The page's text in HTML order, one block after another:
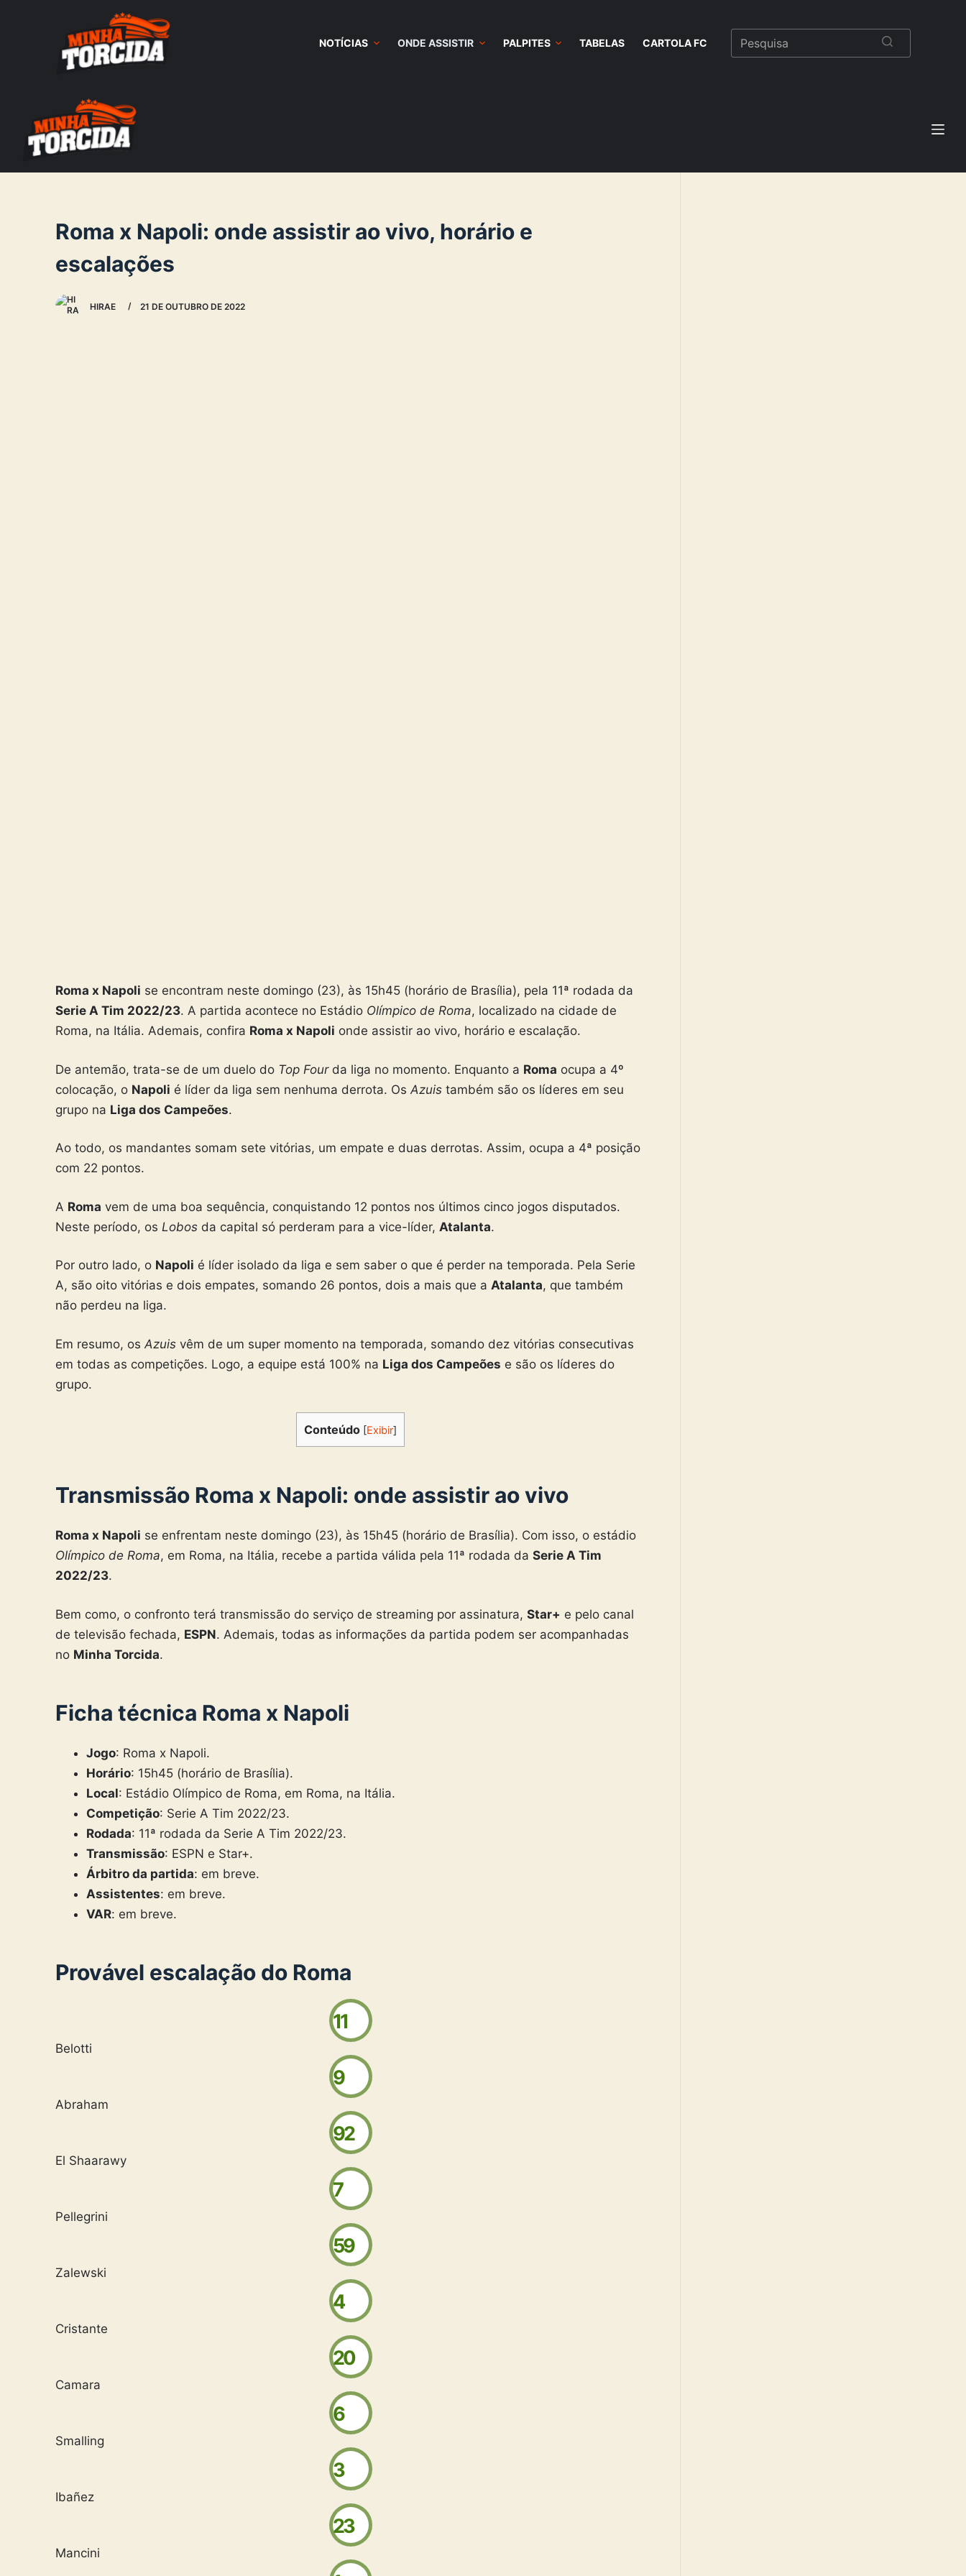
NOTÍCIAS ONDE ASSISTIR PALPITES TABELAS CARTOLA FC
Roma x Napoli: onde assistir ao vivo, horário e
escalações
HIRAE 21 DE OUTUBRO DE 2022
Roma x Napoli se encontram neste domingo (23), às 15h45 (horário de Brasília), pela 11ª rodada da
Serie A Tim 2022/23. A partida acontece no Estádio Olímpico de Roma, localizado na cidade de
Roma, na Itália. Ademais, confira Roma x Napoli onde assistir ao vivo, horário e escalação.
De antemão, trata-se de um duelo do Top Fourda liga no momento. Enquanto a Roma ocupa a 4º
colocação, o Napoli é líder da liga sem nenhuma derrota. Os Azuis também são os líderes em seu
grupo na Liga dos Campeões.
Ao todo, os mandantes somam sete vitórias, um empate e duas derrotas. Assim, ocupa a 4ª posição
com 22 pontos.
A Roma vem de uma boa sequência, conquistando 12 pontos nos últimos cinco jogos disputados.
Neste período, os Lobos da capital só perderam para a vice-líder, Atalanta.
Por outro lado, o Napoli é líder isolado da liga e sem saber o que é perder na temporada. Pela Serie
A, são oito vitórias e dois empates, somando 26 pontos, dois a mais que a Atalanta, que também
não perdeu na liga.
Em resumo, os Azuis vêm de um super momento na temporada, somando dez vitórias consecutivas
em todas as competições. Logo, a equipe está 100% na Liga dos Campeões e são os líderes do
grupo.
Conteúdo [Exibir]
Transmissão Roma x Napoli: onde assistir ao vivo
Roma x Napoli se enfrentam neste domingo (23), às 15h45 (horário de Brasília). Com isso, o estádio
Olímpico de Roma, em Roma, na Itália, recebe a partida válida pela 11ª rodada da Serie A Tim
2022/23.
Bem como, o confronto terá transmissão do serviço de streaming por assinatura, Star+ e pelo canal
de televisão fechada, ESPN. Ademais, todas as informações da partida podem ser acompanhadas
no Minha Torcida.
Ficha técnica Roma x Napoli
Jogo: Roma x Napoli.
Horário: 15h45 (horário de Brasília).
Local: Estádio Olímpico de Roma, em Roma, na Itália.
Competição: Serie A Tim 2022/23.
Rodada: 11ª rodada da Serie A Tim 2022/23.
Transmissão: ESPN e Star+.
Árbitro da partida: em breve.
Assistentes: em breve.
VAR: em breve.
Provável escalação do Roma
11
Belotti
9
Abraham
92
El Shaarawy
7
Pellegrini
59
Zalewski
4
Cristante
20
Camara
6
Smalling
3
Ibañez
23
Mancini